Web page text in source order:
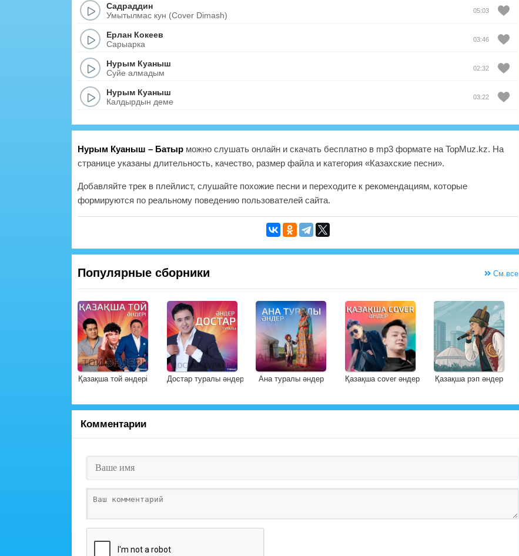
Садраддин
Умытылмас кун (Cover Dimash)
05:03
Ерлан Кокеев
Сарыарка
03:46
Нурым Куаныш
Суйе алмадым
02:32
Нурым Куаныш
Калдырдын деме
03:22
Нурым Куаныш – Батыр можно слушать онлайн и скачать бесплатно в mp3 формате на TopMuz.kz. На
странице указаны длительность, качество, размер файла и категория «Казахские песни».
Добавляйте трек в плейлист, слушайте похожие песни и переходите к рекомендациям, которые
формируются по реальному поведению пользователей сайта.
Популярные сборники См.все
Қазақша той әндері Достар туралы әндер Ана туралы әндер Қазақша cover әндер Қазақша рэп әндер
Комментарии